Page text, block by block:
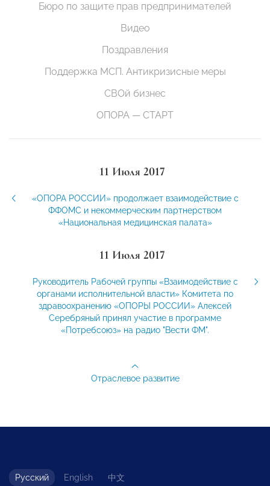
Бюро по защите прав предпринимателей
Видео
Поздравления
Поддержка МСП. Антикризисные меры
СВОй бизнес
ОПОРА — СТАРТ
11 Июля 2017
«ОПОРА РОССИИ» продолжает взаимодействие с
ФФОМС и некоммерческим партнерством
«Национальная медицинская палата»
11 Июля 2017
Руководитель Рабочей группы «Взаимодействие с
органами исполнительной власти» Комитета по
здравоохранению «ОПОРЫ РОССИИ» Алексей
Серебряный принял участие в программе
«Потребсоюз» на радио "Вести ФМ".
Отраслевое развитие
Русский English 中文